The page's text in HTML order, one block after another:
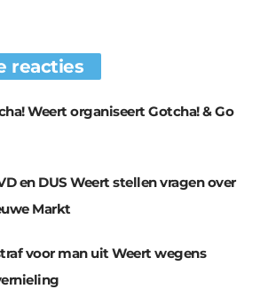
reacties
Weert organiseert Gotcha! & Go
en DUS Weert stellen vragen over
Markt
voor man uit Weert wegens